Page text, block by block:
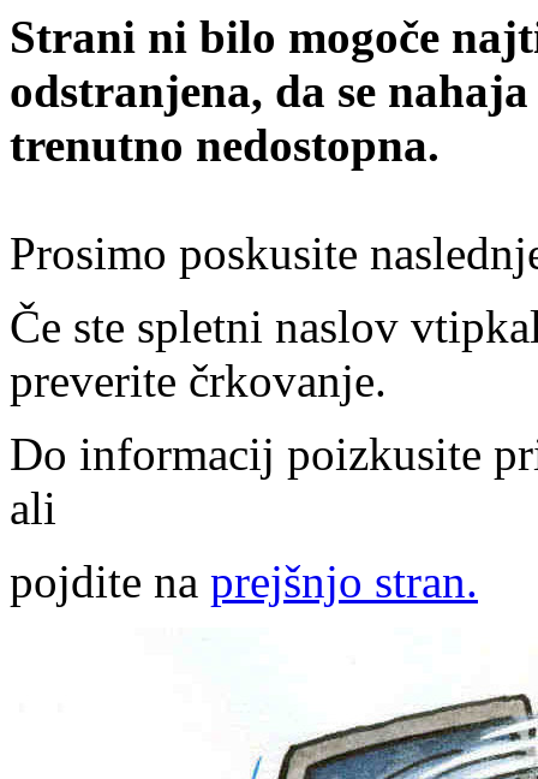
Strani ni bilo mogoče
odstranjena, da se
trenutno nedostopna.
Prosimo poskusite
Če ste spletni naslov
preverite črkovanje.
Do informacij poizkusite
ali
pojdite na prejšnjo stran.